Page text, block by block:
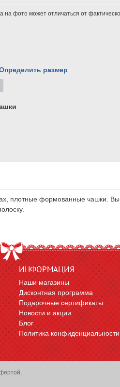
фото может отличаться от
размер
плотные формованные чашки.
ИНФОРМАЦИЯ
Наши магазины
Дисконтная программа
Подарочные сертификаты
Новости и акции
Блог
Политика конфиденциальности